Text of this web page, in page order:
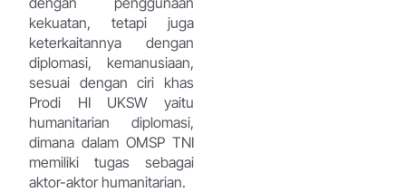
kekuatan, tetapi juga
keterkaitannya dengan
diplomasi, kemanusiaan,
sesuai dengan ciri khas
Prodi HI UKSW yaitu
humanitarian diplomasi,
dimana dalam OMSP TNI
memiliki tugas sebagai
aktor-aktor humanitarian.